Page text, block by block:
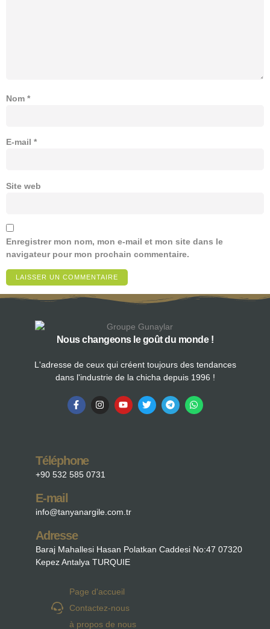
Nom *
E-mail *
Site web
Enregistrer mon nom, mon e-mail et mon site dans le
navigateur pour mon prochain commentaire.
Nous changeons le goût du monde !
L'adresse de ceux qui créent toujours des tendances
dans l'industrie de la chicha depuis 1996 !
Téléphone
+90 532 585 0731
E-mail
info@tanyanargile.com.tr
Adresse
Baraj Mahallesi Hasan Polatkan Caddesi No:47 07320
Kepez Antalya TURQUIE
Page d'accueil
Contactez-nous
à propos de nous